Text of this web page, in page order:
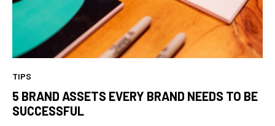
TIPS
5 BRAND ASSETS EVERY BRAND NEEDS TO BE
SUCCESSFUL